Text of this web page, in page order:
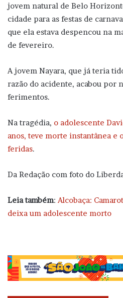
jovem natural de Belo
cidade para as festas de
que ela estava despencou na
de fevereiro.
A jovem Nayara, que já teria
razão do acidente, acabou por
ferimentos.
Na tragédia, o adolescente
anos, teve morte instantânea e
feridas.
Da Redação com foto do
Leia também: Alcobaça:
deixa um adolescente morto